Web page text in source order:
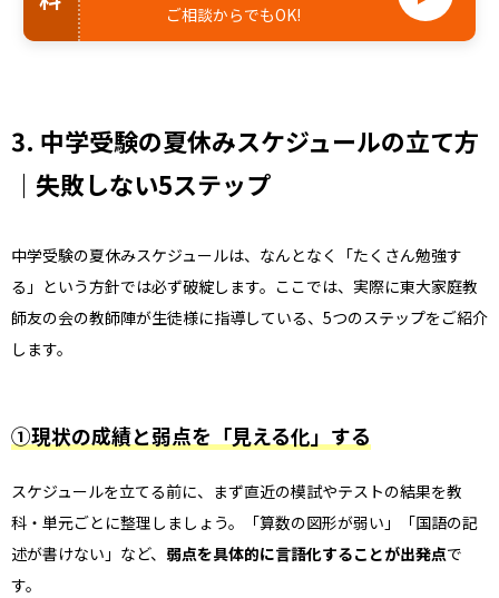
ご相談からでもOK!
3. 中学受験の夏休みスケジュールの立て方
｜失敗しない5ステップ
中学受験の夏休みスケジュールは、なんとなく「たくさん勉強す
る」という方針では必ず破綻します。ここでは、実際に東大家庭教
師友の会の教師陣が生徒様に指導している、5つのステップをご紹介
します。
①現状の成績と弱点を「見える化」する
スケジュールを立てる前に、まず直近の模試やテストの結果を教
科・単元ごとに整理しましょう。「算数の図形が弱い」「国語の記
述が書けない」など、 弱点を具体的に言語化することが出発点で
す。